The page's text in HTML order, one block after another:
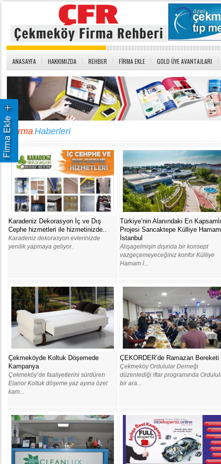
ANASAYFA HAKKIMIZDA REHBER FİRMA EKLE GOLD ÜYE AVANTAJLARI
FirmaHaberleri
Karadeniz Dekorasyon İç ve Dış
Cephe hizmetleri ile hizmetinizde..
Karadeniz dekorasyon evlerinizde
yenilik yapmaya geliyor.
Türkiye’nin Alanındaki En Kapsamlı
Projesi Sancaktepe Külliye Hamam
İstanbul
Alışagelmişin dışında bir konsept
vazgeçemeyeceğiniz konfor Külliye
Hamam İ...
Çekmeköyde Koltuk Döşemede
Kampanya
Çekmeköy’de faaliyetlerini sürdüren
Elanor Koltuk döşeme yaz ayına özel
kam...
ÇEKORDER’de Ramazan Bereketi
Çekmeköy Ordulular Derneği
düzenlediği iftar programında
bir ara...